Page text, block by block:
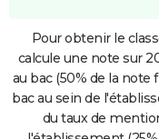
Pour obtenir le
calcule une note sur
au bac (50% de la note
bac au sein de
du taux de